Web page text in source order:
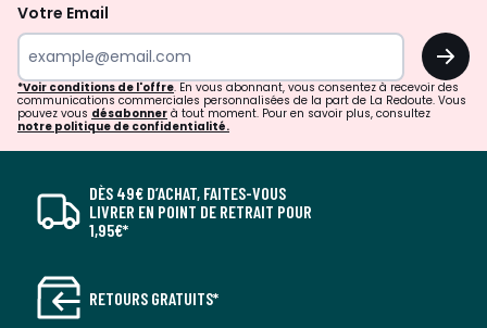
Votre Email
OK
*Voir conditions de l'offre. En vous abonnant, vous consentez à recevoir des
communications commerciales personnalisées de la part de La Redoute. Vous
pouvez vous désabonner à tout moment. Pour en savoir plus, consultez
notre politique de confidentialité.
DÈS 49€ D’ACHAT, FAITES-VOUS
LIVRER EN POINT DE RETRAIT POUR
1,95€*
RETOURS GRATUITS*